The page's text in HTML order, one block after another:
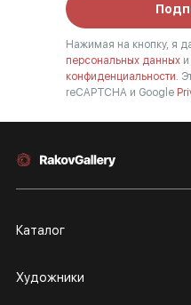
Нажимая на кнопку, я
персональных данных
конфиденциальности.
reCAPTCHA и Google
Каталог
Художники